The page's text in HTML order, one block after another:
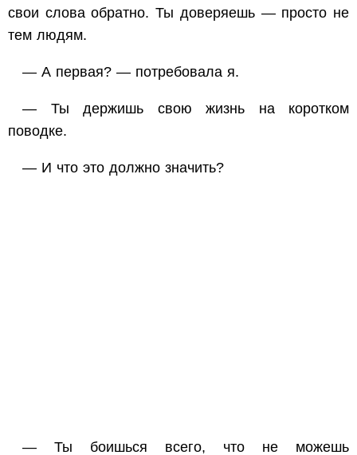
свои слова обратно. Ты доверяешь — просто не
тем людям.
— А первая? — потребовала я.
— Ты держишь свою жизнь на коротком
поводке.
— И что это должно значить?
— Ты боишься всего, что не можешь